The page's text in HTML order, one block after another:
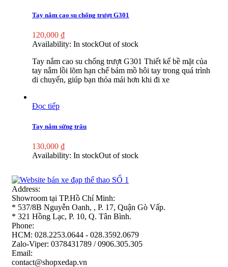
Tay nắm cao su chống trượt G301
120,000 ₫
Availability: In stockOut of stock
Tay nắm cao su chống trượt G301 Thiết kế bề mặt của
tay nắm lồi lõm hạn chế bám mồ hôi tay trong quá trình
di chuyển, giúp bạn thỏa mái hơn khi đi xe
Đọc tiếp
Tay nắm sừng trâu
130,000 ₫
Availability: In stockOut of stock
Address:
Showroom tại TP.Hồ Chí Minh:
* 537/8B Nguyễn Oanh, , P. 17, Quận Gò Vấp.
* 321 Hồng Lạc, P. 10, Q. Tân Bình.
Phone:
HCM: 028.2253.0644 - 028.3592.0679
Zalo-Viper: 0378431789 / 0906.305.305
Email:
contact@shopxedap.vn